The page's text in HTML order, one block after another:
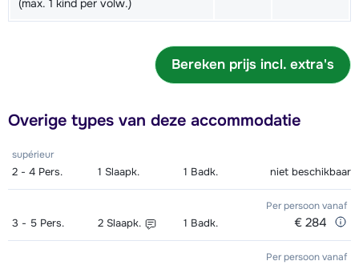
Ski Volwassene (6x 2h00) 09.00-
Ski Volwassene (6x 2h00) 09.00-
€ 175,00
Ski Volwassene (6x 2h00) 09.00-
11.00 uur - Gevorderd
€ 175,00
Ski Volwassene (6x 2h00) 11.15-
Ski Volwassene (6x 2h00) 11.15-
€ 156,00
(max. 1 kind per volw.)
Bereken prijs incl. extra's
Overige types van deze accommodatie
supérieur
2 - 4 Pers. 1 Slaapk. 1 Badk. niet beschikbaar
Per persoonvanaf
3 - 5 Pers. 2 Slaapk. 1 Badk. € 284
Per persoonvanaf